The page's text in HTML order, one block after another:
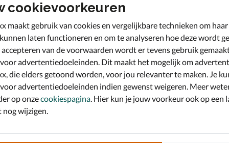
& loafers - bruin
voor € 111,99
Blackstone
Mocassins & loafers - groen
van € 159,99 voor € 111,99
159, 111 ,
cookievoorkeuren
maakt gebruik van cookies en vergelijkbare technieken om
laten functioneren en om te analyseren hoe deze wordt
van de voorwaarden wordt er tevens gebruik
advertentiedoeleinden. Dit maakt het mogelijk om
die elders getoond worden, voor jou relevanter te maken. Je
advertentiedoeleinden indien gewenst weigeren. Meer
op onzecookiespagina . Hier kun je jouw voorkeur ook op een
wijzigen.